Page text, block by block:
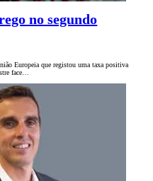
no segundo
Europeia que registou uma taxa positiva
face…